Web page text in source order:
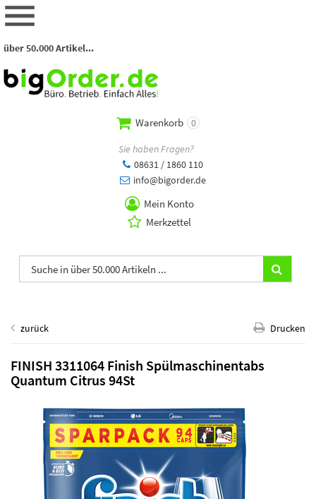
über 50.000 Artikel...
Warenkorb 0
Sie haben Fragen?
08631 / 1860 110
info@bigorder.de
Mein Konto
Merkzettel
zurück Drucken
FINISH 3311064 Finish Spülmaschinentabs
Quantum Citrus 94St